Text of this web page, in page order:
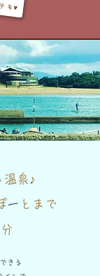
温泉♪
ー とまで
きる